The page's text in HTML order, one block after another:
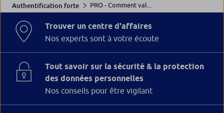
Authentification forte
PRO - Comment val...
Trouver un centre d'affaires
Nos experts sont à votre écoute
Tout savoir sur la sécurité & la protection
des données personnelles
Nos conseils pour être vigilant